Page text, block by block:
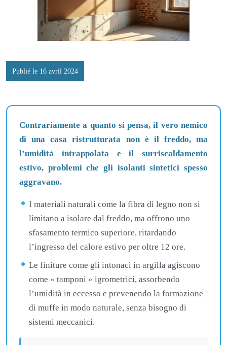
Publié le 16 avril 2024
Contrariamente a quanto si pensa, il vero nemico
di una casa ristrutturata non è il freddo, ma
l’umidità intrappolata e il surriscaldamento
estivo, problemi che gli isolanti sintetici spesso
aggravano.
I materiali naturali come la fibra di legno non si
limitano a isolare dal freddo, ma offrono uno
sfasamento termico superiore, ritardando
l’ingresso del calore estivo per oltre 12 ore.
Le finiture come gli intonaci in argilla agiscono
come « tamponi » igrometrici, assorbendo
l’umidità in eccesso e prevenendo la formazione
di muffe in modo naturale, senza bisogno di
sistemi meccanici.